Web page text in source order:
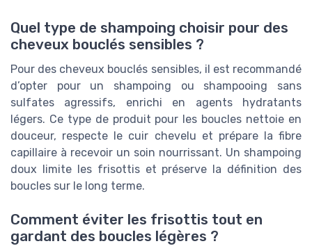
Quel type de shampoing choisir pour des
cheveux bouclés sensibles ?
Pour des cheveux bouclés sensibles, il est recommandé
d’opter pour un shampoing ou shampooing sans
sulfates agressifs, enrichi en agents hydratants
légers. Ce type de produit pour les boucles nettoie en
douceur, respecte le cuir chevelu et prépare la fibre
capillaire à recevoir un soin nourrissant. Un shampoing
doux limite les frisottis et préserve la définition des
boucles sur le long terme.
Comment éviter les frisottis tout en
gardant des boucles légères ?